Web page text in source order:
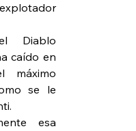
Diablo
caído en
máximo
se le
esa